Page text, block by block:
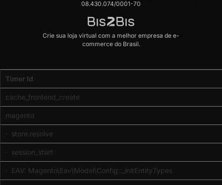
08.430.074/0001-70
Crie sua loja virtual com a melhor empresa de e-
commerce do Brasil.
Profiler
(Memory
real
-
29360128,
emalloc
42383064)
Timer Id
cache_frontend_create
magento
· store.resolve
· session_start
· EAV: Magento\Eav\Model\Config::_initEntityTypes